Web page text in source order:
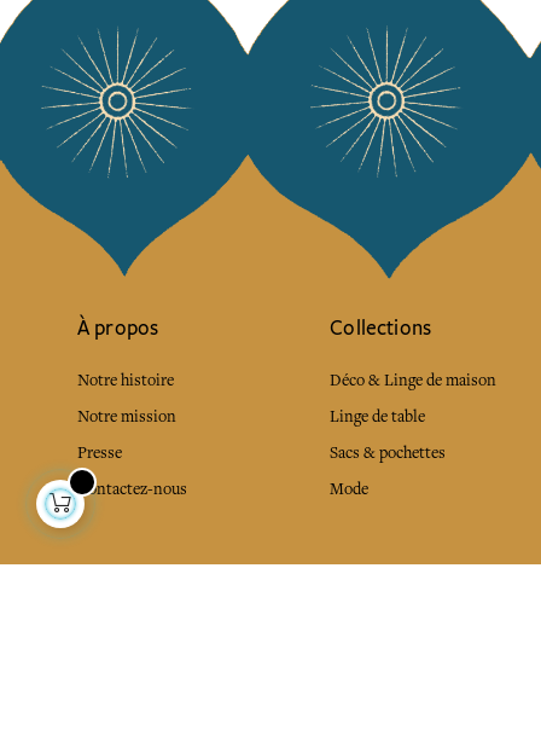
À propos
Notre histoire
Notre mission
Presse
Contactez-nous
Collections
Déco & Linge de maison
Linge de table
Sacs & pochettes
Mode